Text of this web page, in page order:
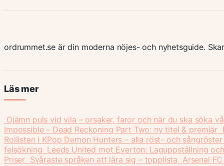
ordrummet.se är din moderna nöjes- och nyhetsguide.
Läs mer
Ojämn puls vid vila – orsaker, faror och när du ska söka
Impossible – Dead Reckoning Part Two: ny titel & premiär
Rollistan i KPop Demon Hunters – alla röst- och sångröster
felsökning Leeds United mot Everton: Laguppställning
Priser Svåraste språken att lära sig – topplista Arsenal